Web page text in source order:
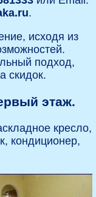
.
исходя из
подход,
скидок.
этаж.
кресло,
кондиционер,